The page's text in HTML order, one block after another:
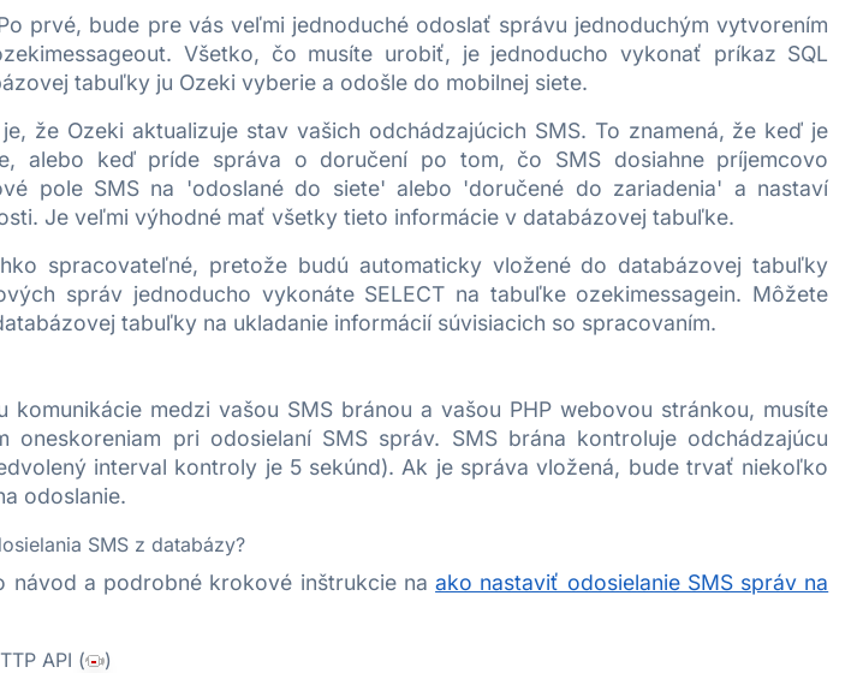
prvé, bude pre vás veľmi jednoduché odoslať správu jednoduchým vytvorením
Všetko, čo musíte urobiť, je jednoducho vykonať príkaz SQL
tabuľky ju Ozeki vyberie a odošle do mobilnej siete.
že Ozeki aktualizuje stav vašich odchádzajúcich SMS. To znamená, že keď je
alebo keď príde správa o doručení po tom, čo SMS dosiahne príjemcovo
pole SMS na 'odoslané do siete' alebo 'doručené do zariadenia' a nastaví
Je veľmi výhodné mať všetky tieto informácie v databázovej tabuľke.
spracovateľné, pretože budú automaticky vložené do databázovej tabuľky
správ jednoducho vykonáte SELECT na tabuľke ozekimessagein. Môžete
tabuľky na ukladanie informácií súvisiacich so spracovaním.
medzi vašou SMS bránou a vašou PHP webovou stránkou, musíte
pri odosielaní SMS správ. SMS brána kontroluje odchádzajúcu
interval kontroly je 5 sekúnd). Ak je správa vložená, bude trvať niekoľko
odoslanie.
SMS z databázy?
návod a podrobné krokové inštrukcie naako nastaviť odosielanie SMS správ na
API ( )